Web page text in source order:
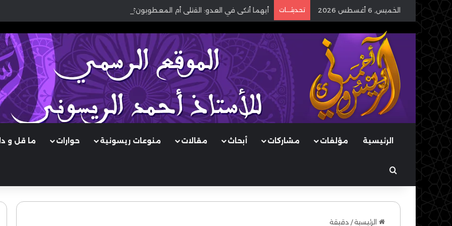
الخميس, 6 أغسطس 2026 تحديثـــات أيهما أنكى في العدو: القتلى أم المعطوبون؟
الرئيسية مؤلفات مشاركات أبحاث مقالات منوعات ريسونية حوارات ما قل و
بحث عن
الرئيسية/ دقيقة